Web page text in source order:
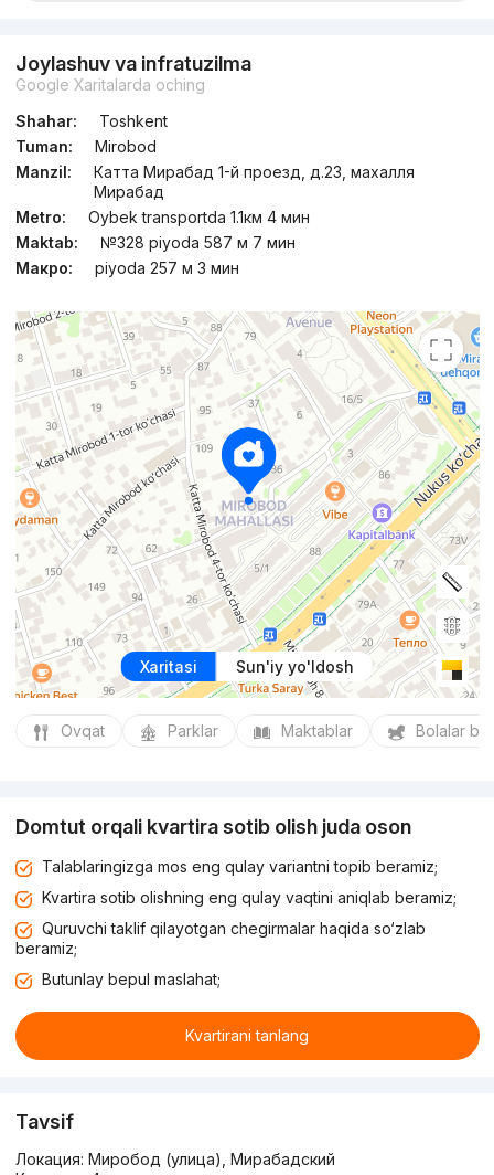
Joylashuv va infratuzilma
Google Xaritalarda oching
Shahar:
Toshkent
Tuman:
Mirobod
Manzil:
Катта Мирабад 1-й проезд, д.23, махалля
Мирабад
Metro:
Oybek transportda 1.1км 4 мин
Maktab:
№328 piyoda 587 м 7 мин
Макро:
piyoda 257 м 3 мин
Xaritasi Sun'iy yo'ldosh
Ovqat Parklar Maktablar Bolalar
Domtut orqali kvartira sotib olish juda oson
Talablaringizga mos eng qulay variantni topib beramiz;
Kvartira sotib olishning eng qulay vaqtini aniqlab beramiz;
Quruvchi taklif qilayotgan chegirmalar haqida so‘zlab
beramiz;
Butunlay bepul maslahat;
Kvartirani tanlang
Tavsif
Локация: Миробод (улица), Мирабадский